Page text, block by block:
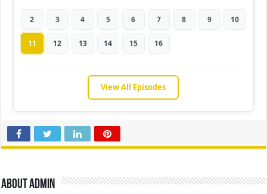
2 3 4 5 6 7 8 9 10
11 12 13 14 15 16
View All Episodes
About admin